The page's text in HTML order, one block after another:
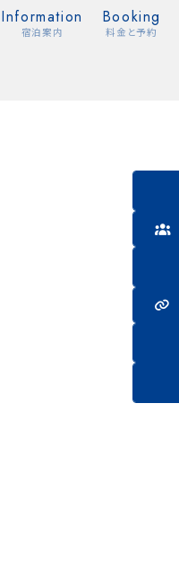
Information
宿泊案内
Booking
料金と予約